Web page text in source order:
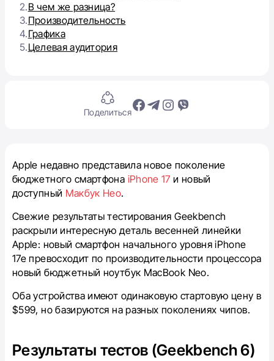
Поделиться
Apple недавно представила новое поколение
бюджетного смартфона iPhone 17 и новый
доступный Макбук Нео.
Свежие результаты тестирования Geekbench
раскрыли интересную деталь весенней линейки
Apple: новый смартфон начального уровня iPhone
17e превосходит по производительности процессора
новый бюджетный ноутбук MacBook Neo.
Оба устройства имеют одинаковую стартовую цену в
$599, но базируются на разных поколениях чипов.
Результаты тестов (Geekbench 6)
2.В чем же разница?
3.Производительность
4.Графика
5.Целевая аудитория